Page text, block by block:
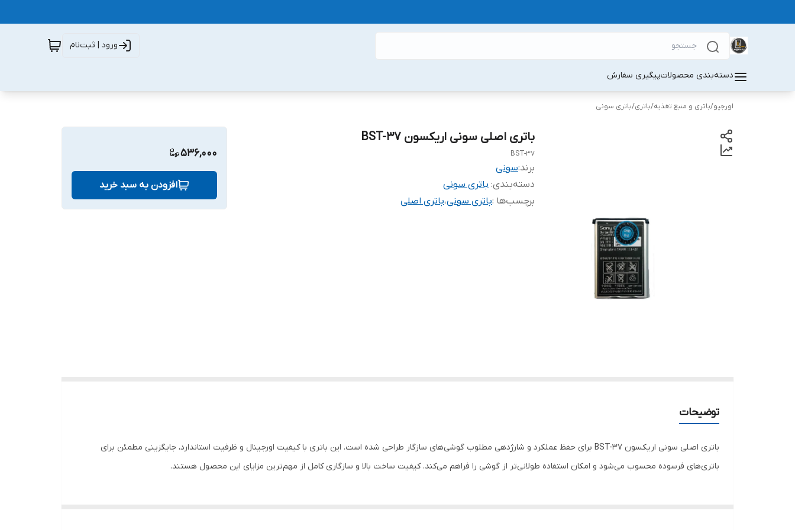
ورود | ثبت‌نام
دسته‌بندی محصولاتپیگیری سفارش
اورجیو/باتری و منبع تغذیه/باتری/باتری سونی
باتری اصلی سونی اریکسون BST-37
BST-37
برند:سونی
دسته‌بندی: باتری سونی
برچسب‌ها :باتری سونی،باتری اصلی
536,000
افزودن به سبد خرید
توضیحات
باتری اصلی سونی اریکسون BST-37 برای حفظ عملکرد و شارژدهی مطلوب گوشی‌های سازگار طراحی شده است. این باتری با کیفیت اورجینال و ظرفیت استاندارد، جایگزینی مطمئن برای
باتری‌های فرسوده محسوب می‌شود و امکان استفاده طولانی‌تر از گوشی را فراهم می‌کند. کیفیت ساخت بالا و سازگاری کامل از مهم‌ترین مزایای این محصول هستند.